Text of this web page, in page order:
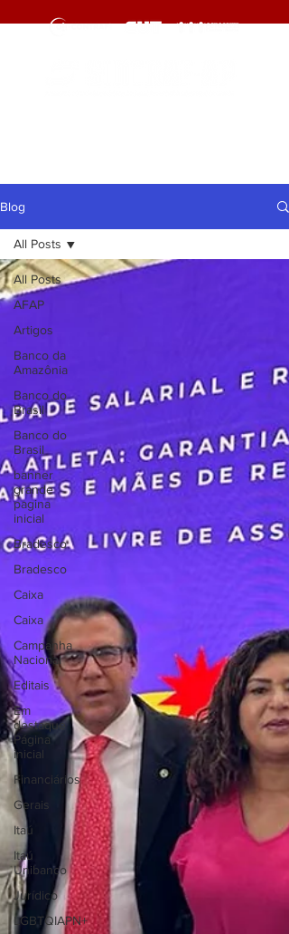
Blog
All Posts
AFAP
Artigos
Banco da
Amazônia
Banco do
Brasil
Banco do
Brasil
banner
grande
pagina
inicial
Bradesco
Bradesco
Caixa
Caixa
Campanha
Nacional
Editais
Em
destaque
Página
inicial
Financiários
Gerais
Itaú
Itaú
Unibanco
Jurídico
LGBTQIAPN+
All Posts